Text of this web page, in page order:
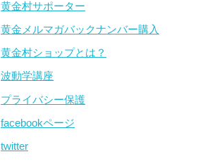
黄金村サポーター
黄金メルマガバックナンバー購入
黄金村ショップとは？
波動学講座
プライバシー保護
facebookページ
twitter